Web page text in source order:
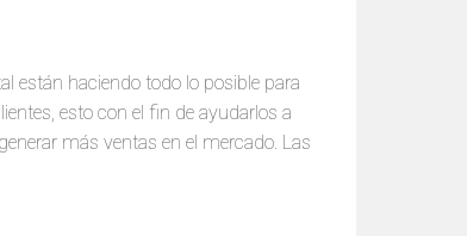
están haciendo todo lo posible para
esto con el fin de ayudarlos a
más ventas en el mercado. Las